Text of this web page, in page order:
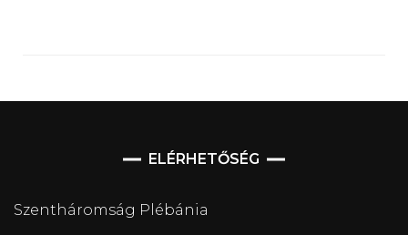
ELÉRHETŐSÉG
Szentháromság Plébánia